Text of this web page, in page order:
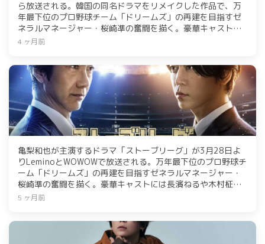
ら放送される。韓国の同名ドラマをリメイクした作品で、万
年最下位のプロ野球チーム「ドリームズ」の再建を目指すゼ
ネラルマネージャー・桜崎凖の奮闘を描く。豪華キャストに
は長濱ねるや木村柾哉（INI）などが名を連ね、監督は「おっ
4 ヶ月前
亀梨和也が主演するドラマ「ストーブリーグ」が3月28日よ
りLeminoとWOWOWで放送される。万年最下位のプロ野球チ
ーム「ドリームズ」の再建を目指すゼネラルマネージャー・
桜崎準の奮闘を描く。豪華キャストには長濱ねるや木村柾哉
（INI）も参加。桜崎は選手やフロント陣と衝突しながら改革
5 ヶ月前